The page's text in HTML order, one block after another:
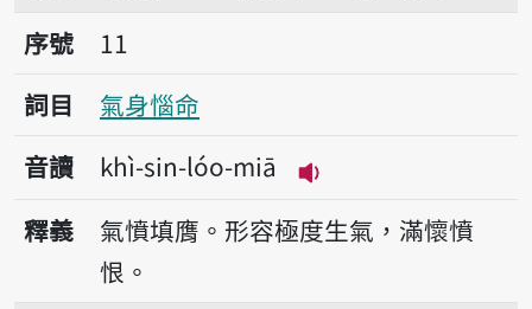
序號11氣身惱命
序號
11
詞目
氣身惱命
音讀
khì-sin-lóo-miā
播放音讀khì-sin-
釋義
氣憤填膺。形容極度生氣，滿懷憤
恨。